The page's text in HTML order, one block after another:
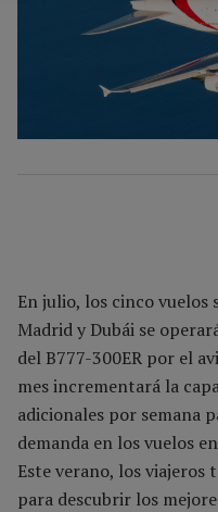
En julio, los cinco vuelos
Madrid y Dubái se
del B777-300ER por el
mes incrementará la
adicionales por semana
demanda en los vuelos
Este verano, los viajeros
para descubrir los